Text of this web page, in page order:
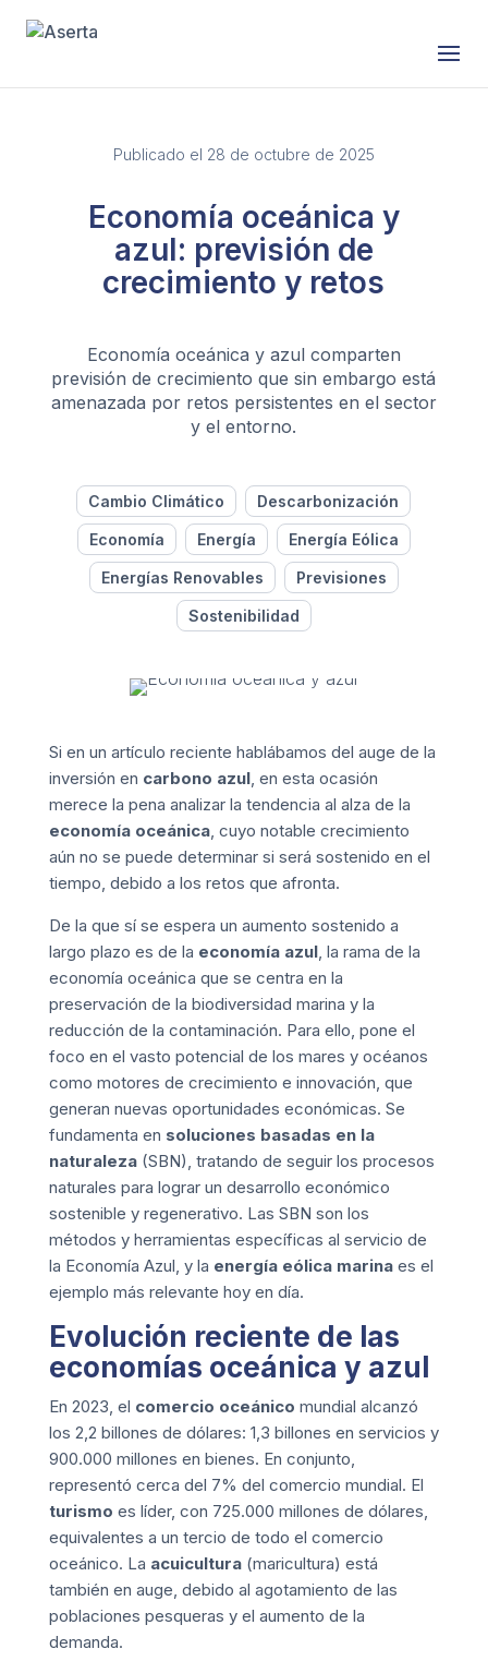
Publicado el 28 de octubre de 2025
Economía oceánica y
azul: previsión de
crecimiento y retos
Economía oceánica y azul comparten
previsión de crecimiento que sin embargo está
amenazada por retos persistentes en el sector
y el entorno.
Cambio Climático Descarbonización
Economía Energía Energía Eólica
Energías Renovables Previsiones
Sostenibilidad
Si en un artículo reciente hablábamos del auge de la
inversión en carbono azul, en esta ocasión
merece la pena analizar la tendencia al alza de la
economía oceánica, cuyo notable crecimiento
aún no se puede determinar si será sostenido en el
tiempo, debido a los retos que afronta.
De la que sí se espera un aumento sostenido a
largo plazo es de la economía azul, la rama de la
economía oceánica que se centra en la
preservación de la biodiversidad marina y la
reducción de la contaminación. Para ello, pone el
foco en el vasto potencial de los mares y océanos
como motores de crecimiento e innovación, que
generan nuevas oportunidades económicas. Se
fundamenta en soluciones basadas en la
naturaleza(SBN), tratando de seguir los procesos
naturales para lograr un desarrollo económico
sostenible y regenerativo. Las SBN son los
métodos y herramientas específicas al servicio de
la Economía Azul, y la energía eólica marinaes el
ejemplo más relevante hoy en día.
Evolución reciente de las
economías oceánica y azul
En 2023, el comercio oceánico mundial alcanzó
los 2,2 billones de dólares: 1,3 billones en servicios y
900.000 millones en bienes. En conjunto,
representó cerca del 7% del comercio mundial. El
turismo es líder, con 725.000 millones de dólares,
equivalentes a un tercio de todo el comercio
oceánico. La acuicultura(maricultura) está
también en auge, debido al agotamiento de las
poblaciones pesqueras y el aumento de la
demanda.